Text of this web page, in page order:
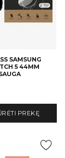
SAMSUNG
5 44MM
PREKĘ